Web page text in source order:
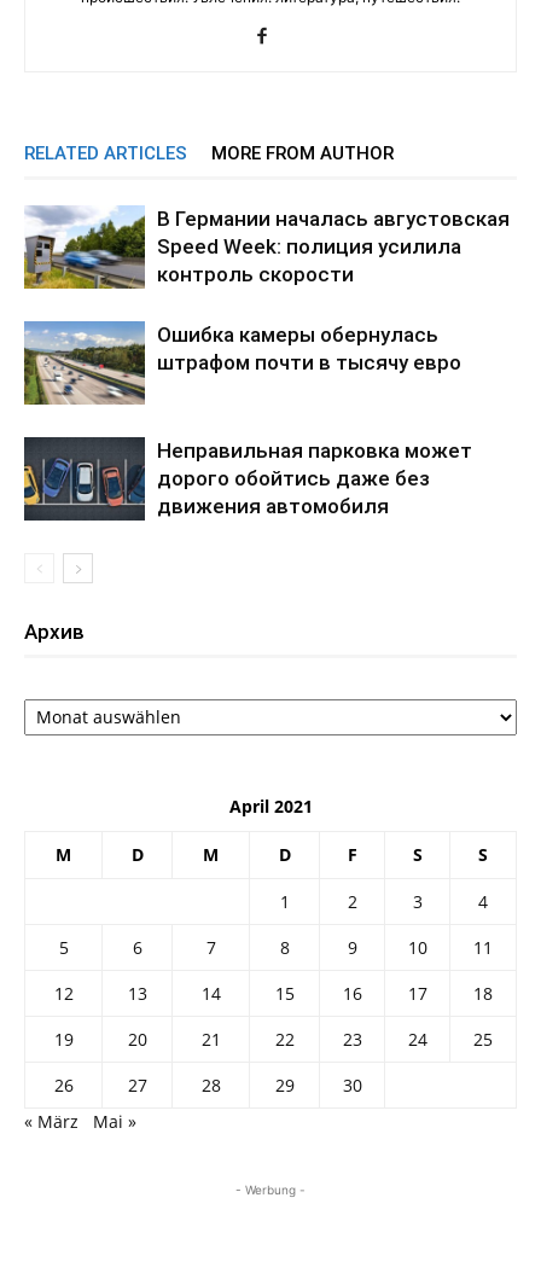
RELATED ARTICLES MORE FROM AUTHOR
В Германии началась августовская
Speed Week: полиция усилила
контроль скорости
Ошибка камеры обернулась
штрафом почти в тысячу евро
Неправильная парковка может
дорого обойтись даже без
движения автомобиля
Архив
Архив
April 2021
M D M D F S S
1 2 3
4
5
6 7 8 9 10
11
12
13 14 15 16 17
18
19
20 21 22 23 24
25
26
27 28 29
30
« März
Mai »
- Werbung -